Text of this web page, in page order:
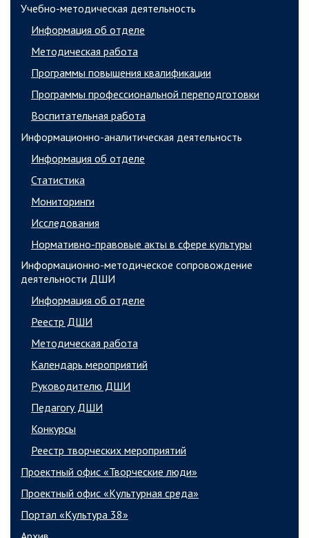
Учебно-методическая деятельность
Информация об отделе
Методическая работа
Программы повышения квалификации
Программы профессиональной переподготовки
Воспитательная работа
Информационно-аналитическая деятельность
Информация об отделе
Статистика
Мониторинги
Исследования
Нормативно-правовые акты в сфере культуры
Информационно-методическое сопровождение
деятельности ДШИ
Информация об отделе
Реестр ДШИ
Методическая работа
Календарь мероприятий
Руководителю ДШИ
Педагогу ДШИ
Конкурсы
Реестр творческих мероприятий
Проектный офис «Творческие люди»
Проектный офис «Культурная среда»
Портал «Культура 38»